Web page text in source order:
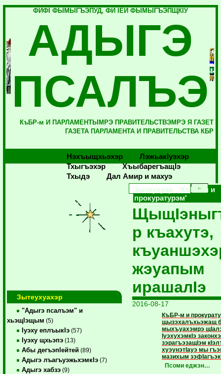
ФИФI ФЫМЫГЪЭПУД, ФИ IЕЙ ФЫМЫГЪЭПЩКIУ
АДЫГЭ
ПСАЛЪЭ
КъБР-м И ПАРЛАМЕНТЫМРЭ ПРАВИТЕЛЬСТВЭМРЭ Я ГАЗЕТ
ГАЗЕТА ПАРЛАМЕНТА И ПРАВИТЕЛЬСТВА КБР
Нэхъыщхьэхэр
Лэжьакlуэхэр
Тхыгъэхэр
Хъыбарегъащlэ
Тхыдэ
Дал Амир и махуэ
Зытеухуахэр
"Адыгэ псалъэм" и
хьэщIэщым (5)
Iуэху еплъыкIэ (57)
Iуэху щхьэпэ (13)
Абы дегъэпIейтей (89)
Адыгэ лъагъуэжьхэмкIэ (7)
Адыгэ хабзэ (9)
Зытеухуар 'КъБР-м и
прокуратурэм'
р къахутэ,
жэуапым
ирашалIэ
2016-08-17
КъБР-м и
щызэхалъхьэжащ
мыхъуахэмрэ
IуэхухэмкIэ
зэрагъэзащIэм
хуэунэтIауэ мы
мазихым
Псоми еджэн…